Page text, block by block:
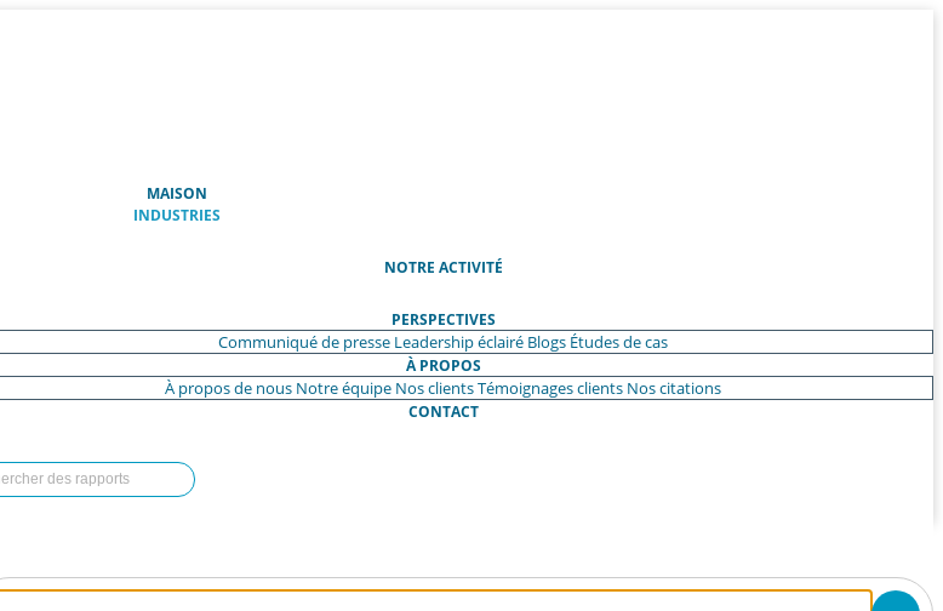
MAISON(ACTUEL)
INDUSTRIES
NOTRE ACTIVITÉ
PERSPECTIVES
Communiqué de presse Leadership éclairé Blogs Études de cas
À PROPOS
À propos de nous Notre équipe Nos clientsTémoignages clients Nos citations
CONTACT